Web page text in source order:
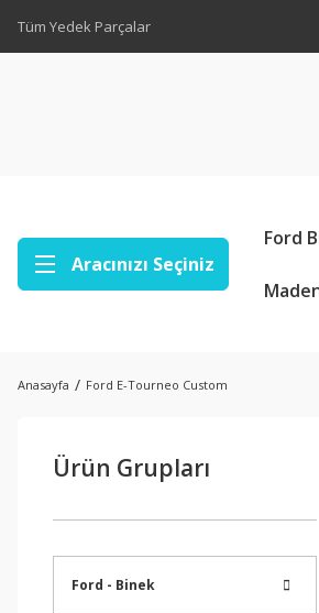
Tüm Yedek Parçalar
Aracınızı Seçiniz
Ford
Anasayfa Ford E-Tourneo Custom
Ürün Grupları
Ford - Binek